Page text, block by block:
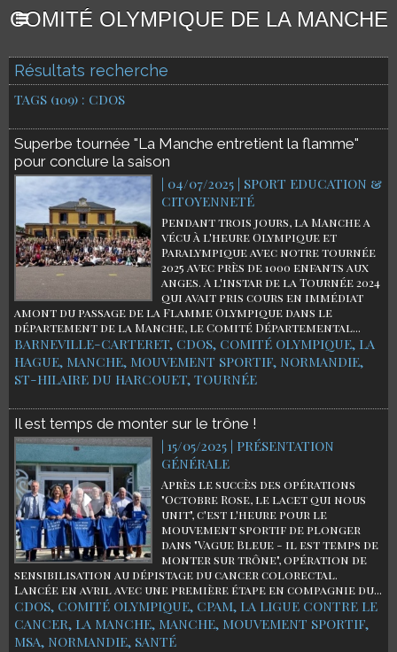
COMITÉ OLYMPIQUE DE LA MANCHE
Résultats recherche
TAGS (109) : CDOS
Superbe tournée "La Manche entretient la flamme"
pour conclure la saison
| 04/07/2025 | SPORT EDUCATION &
CITOYENNETÉ
Pendant trois jours, la Manche a
vécu à l'heure Olympique et
Paralympique avec notre tournée
2025 avec près de 1000 enfants aux
anges. A l'instar de la Tournée 2024
qui avait pris cours en immédiat
amont du passage de la Flamme Olympique dans le
département de la Manche, le Comité Départemental...
BARNEVILLE-CARTERET, CDOS, COMITÉ OLYMPIQUE, LA
HAGUE, MANCHE, MOUVEMENT SPORTIF, NORMANDIE,
ST-HILAIRE DU HARCOUET, TOURNÉE
Il est temps de monter sur le trône !
| 15/05/2025 | PRÉSENTATION
GÉNÉRALE
Après le succès des opérations
"Octobre Rose, le lacet qui nous
unit", c'est l'heure pour le
mouvement sportif de plonger
dans "Vague Bleue - il est temps de
monter sur trône", opération de
sensibilisation au dépistage du cancer colorectal.
Lancée en avril avec une première étape en compagnie du...
CDOS, COMITÉ OLYMPIQUE, CPAM, LA LIGUE CONTRE LE
CANCER, LA MANCHE, MANCHE, MOUVEMENT SPORTIF,
MSA, NORMANDIE, SANTÉ